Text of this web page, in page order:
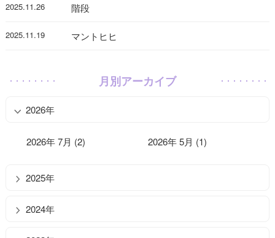
2025.11.26 階段
2025.11.19 マントヒヒ
月別アーカイブ
2026年
2026年 7月 (2) 2026年 5月 (1)
2025年
2024年